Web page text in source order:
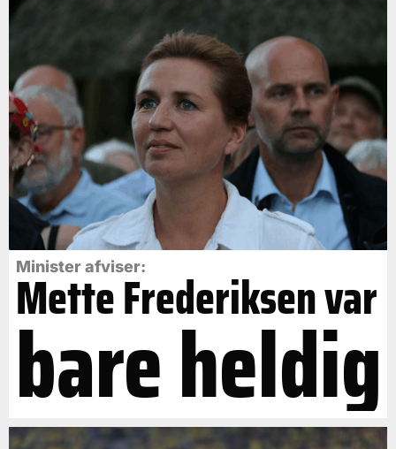
Minister afviser:
Mette Frederiksen var
bare heldig